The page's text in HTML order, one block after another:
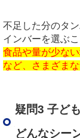
不足した分のタ
インバーを選ぶ
食品や量が少な
など、さまざま
疑問3 子ど
どんなシー